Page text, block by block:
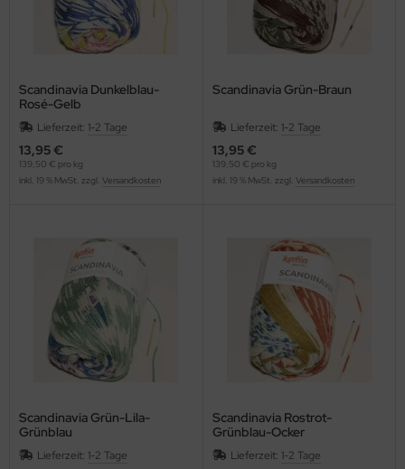
Scandinavia Dunkelblau-
Rosé-Gelb
Lieferzeit: 1-2 Tage
13,95 €
139,50 € pro kg
inkl. 19 % MwSt. zzgl. Versandkosten
Scandinavia Grün-Braun
Lieferzeit: 1-2 Tage
13,95 €
139,50 € pro kg
inkl. 19 % MwSt. zzgl. Versandkosten
Scandinavia Grün-Lila-
Grünblau
Lieferzeit: 1-2 Tage
Scandinavia Rostrot-
Grünblau-Ocker
Lieferzeit: 1-2 Tage